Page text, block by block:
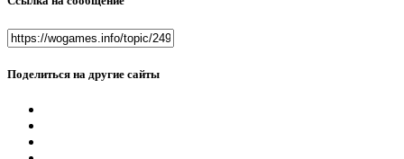
Поделиться на другие сайты